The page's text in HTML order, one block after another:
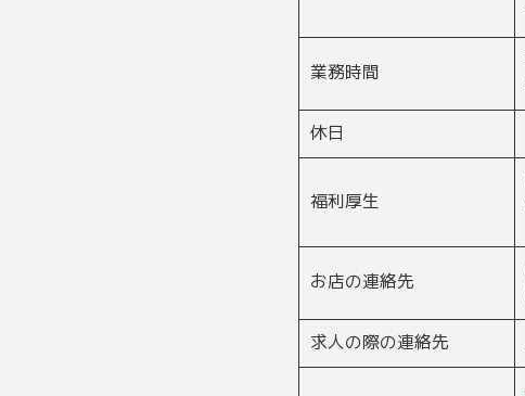
業務時間
休日
福利厚生
お店の連絡先
求人の際の連絡先